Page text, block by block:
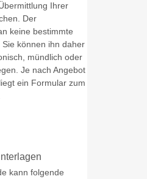
Ihrer
Der
keine bestimmte
können ihn daher
mündlich oder
Je nach Angebot
ein Formular zum
kann folgende